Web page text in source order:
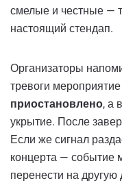
смелые и честные —
настоящий стендап.
Организаторы
тревоги мероприятие
приостановлено, а
укрытие. После
Если же сигнал
концерта — событие
перенести на другую